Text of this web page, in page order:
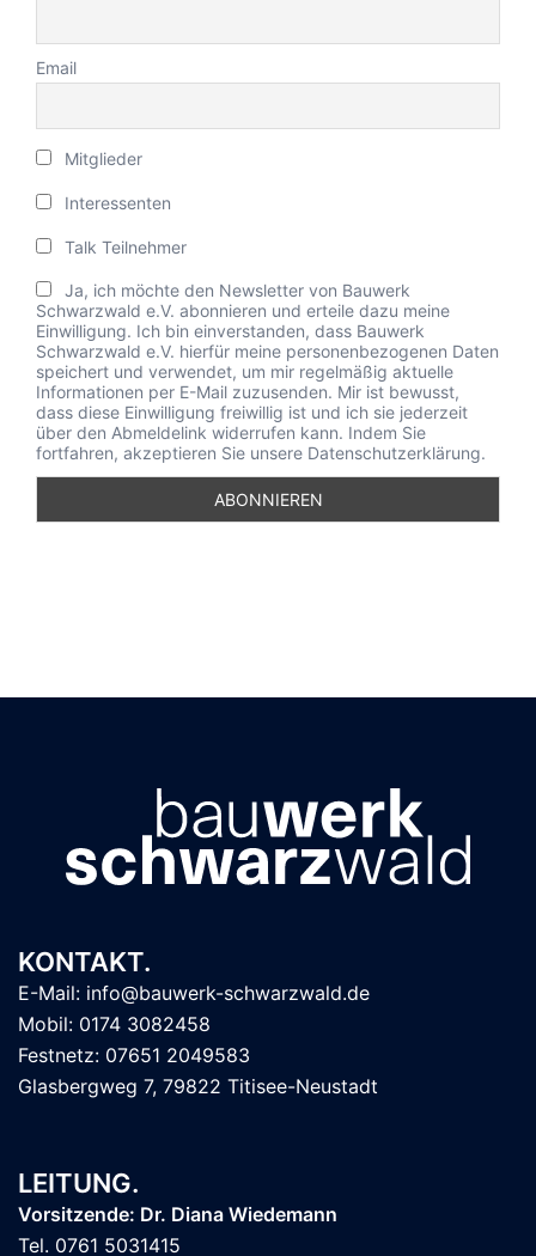
Email
Mitglieder
Interessenten
Talk Teilnehmer
Ja, ich möchte den Newsletter von Bauwerk
Schwarzwald e.V. abonnieren und erteile dazu meine
Einwilligung. Ich bin einverstanden, dass Bauwerk
Schwarzwald e.V. hierfür meine personenbezogenen Daten
speichert und verwendet, um mir regelmäßig aktuelle
Informationen per E-Mail zuzusenden. Mir ist bewusst,
dass diese Einwilligung freiwillig ist und ich sie jederzeit
über den Abmeldelink widerrufen kann. Indem Sie
fortfahren, akzeptieren Sie unsere Datenschutzerklärung.
KONTAKT.
E-Mail: info@bauwerk-schwarzwald.de
Mobil: 0174 3082458
Festnetz: 07651 2049583
Glasbergweg 7, 79822 Titisee-Neustadt
LEITUNG.
Vorsitzende: Dr. Diana Wiedemann
Tel. 0761 5031415